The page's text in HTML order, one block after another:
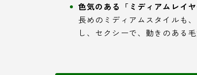
色気のある「ミディアムレイヤ
長めのミディアムスタイルも
し、セクシーで、動きのある